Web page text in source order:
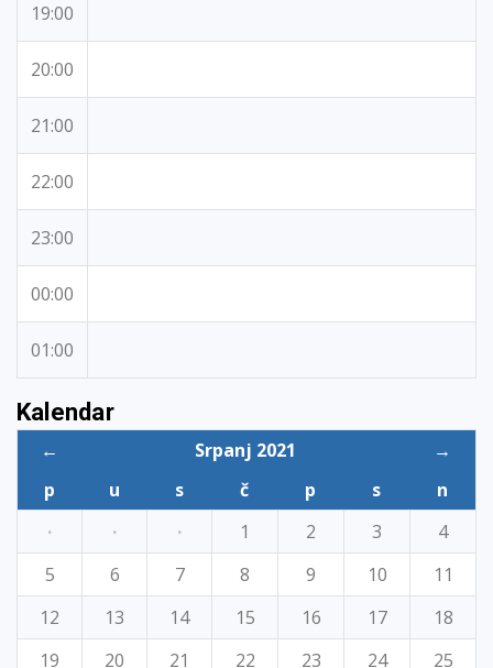
19:00
20:00
21:00
22:00
23:00
00:00
01:00
Kalendar
← Srpanj 2021
→
p
u s č p s
n
·
· · 1 2 3
4
5
6 7 8 9 10
11
12
13 14 15 16 17
18
19
20 21 22 23 24
25